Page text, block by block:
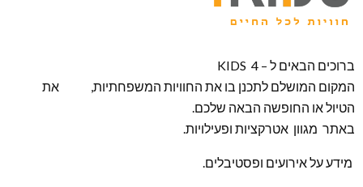
ברוכים הבאים ל – KIDS 4
המקום המושלם לתכנן בו את החוויות המשפחתיות, את
הטיול או החופשה הבאה שלכם.
באתר מגוון אטרקציות ופעילויות.
מידע על אירועים ופסטיבלים.